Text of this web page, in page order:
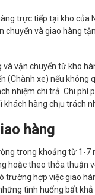
trực tiếp tại kho của
chuyển và giao hàng
và vận chuyển từ kho
(Chành xe) nếu không
nhiệm chi trả. Chi phí
hàng chịu trách
hàng
trong khoảng từ 1-7
hoặc theo thỏa thuận
trường hợp việc giao
tình huống bất